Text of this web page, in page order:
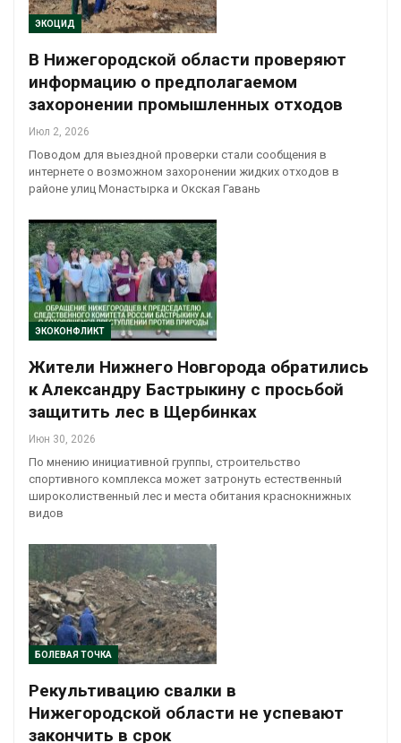
ЭКОЦИД
В Нижегородской области проверяют
информацию о предполагаемом
захоронении промышленных отходов
Июл 2, 2026
Поводом для выездной проверки стали сообщения в
интернете о возможном захоронении жидких отходов в
районе улиц Монастырка и Окская Гавань
ЭКОКОНФЛИКТ
Жители Нижнего Новгорода обратились
к Александру Бастрыкину с просьбой
защитить лес в Щербинках
Июн 30, 2026
По мнению инициативной группы, строительство
спортивного комплекса может затронуть естественный
широколиственный лес и места обитания краснокнижных
видов
БОЛЕВАЯ ТОЧКА
Рекультивацию свалки в
Нижегородской области не успевают
закончить в срок